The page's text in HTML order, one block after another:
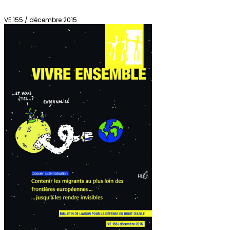
VE 155 / décembre 2015